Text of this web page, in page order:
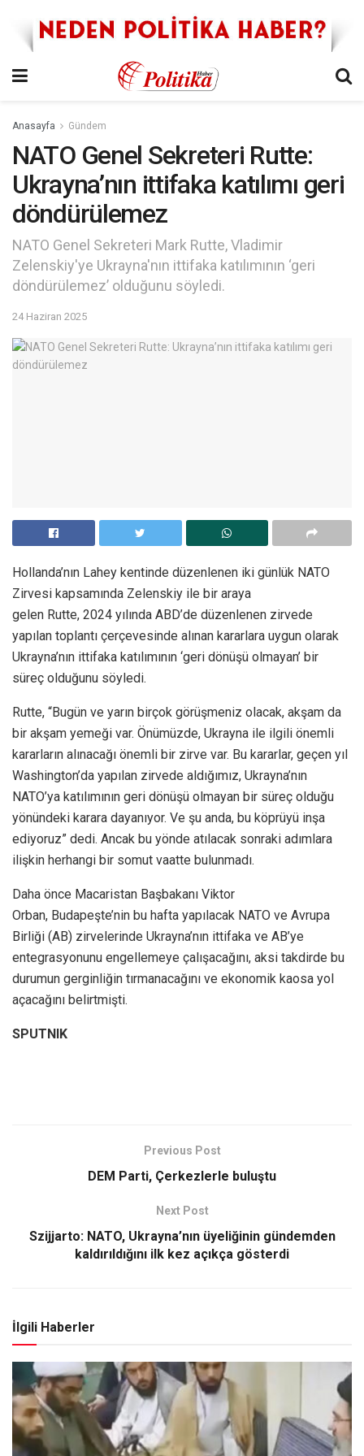
Anasayfa Gündem
NATO Genel Sekreteri Rutte:
Ukrayna’nın ittifaka katılımı geri
döndürülemez
NATO Genel Sekreteri Mark Rutte, Vladimir
Zelenskiy'ye Ukrayna'nın ittifaka katılımının ‘geri
döndürülemez’ olduğunu söyledi.
24 Haziran 2025
Hollanda’nın Lahey kentinde düzenlenen iki günlük NATO
Zirvesi kapsamında Zelenskiy ile bir araya
gelen Rutte, 2024 yılında ABD’de düzenlenen zirvede
yapılan toplantı çerçevesinde alınan kararlara uygun olarak
Ukrayna’nın ittifaka katılımının ‘geri dönüşü olmayan’ bir
süreç olduğunu söyledi.
Rutte, “Bugün ve yarın birçok görüşmeniz olacak, akşam da
bir akşam yemeği var. Önümüzde, Ukrayna ile ilgili önemli
kararların alınacağı önemli bir zirve var. Bu kararlar, geçen yıl
Washington’da yapılan zirvede aldığımız, Ukrayna’nın
NATO’ya katılımının geri dönüşü olmayan bir süreç olduğu
yönündeki karara dayanıyor. Ve şu anda, bu köprüyü inşa
ediyoruz” dedi. Ancak bu yönde atılacak sonraki adımlara
ilişkin herhangi bir somut vaatte bulunmadı.
Daha önce Macaristan Başbakanı Viktor
Orban, Budapeşte’nin bu hafta yapılacak NATO ve Avrupa
Birliği (AB) zirvelerinde Ukrayna’nın ittifaka ve AB’ye
entegrasyonunu engellemeye çalışacağını, aksi takdirde bu
durumun gerginliğin tırmanacağını ve ekonomik kaosa yol
açacağını belirtmişti.
SPUTNIK
Previous Post
DEM Parti, Çerkezlerle buluştu
Next Post
Szijjarto: NATO, Ukrayna’nın üyeliğinin gündemden
kaldırıldığını ilk kez açıkça gösterdi
İlgili Haberler